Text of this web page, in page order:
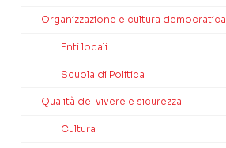
Organizzazione e cultura democratica
Enti locali
Scuola di Politica
Qualità del vivere e sicurezza
Cultura